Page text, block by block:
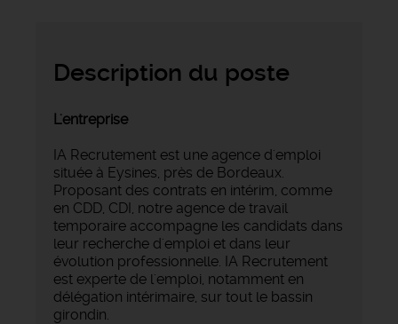
Description du poste
L'entreprise
IA Recrutement est une agence d'emploi
située à Eysines, près de Bordeaux.
Proposant des contrats en intérim, comme
en CDD, CDI, notre agence de travail
temporaire accompagne les candidats dans
leur recherche d'emploi et dans leur
évolution professionnelle. IA Recrutement
est experte de l'emploi, notamment en
délégation intérimaire, sur tout le bassin
girondin.